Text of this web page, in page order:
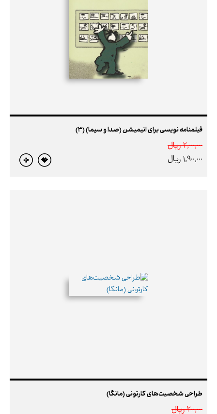
فیلمنامه‌ نویسی برای انیمیشن (صدا و سیما) (3)
2,000,000 ريال
1,900,000 ريال
طراحی شخصیت‌های کارتونی (مانگا)
200,000 ريال